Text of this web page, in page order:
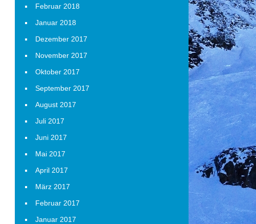
Februar 2018
Januar 2018
Dezember 2017
November 2017
Oktober 2017
September 2017
August 2017
Juli 2017
Juni 2017
Mai 2017
April 2017
März 2017
Februar 2017
Januar 2017